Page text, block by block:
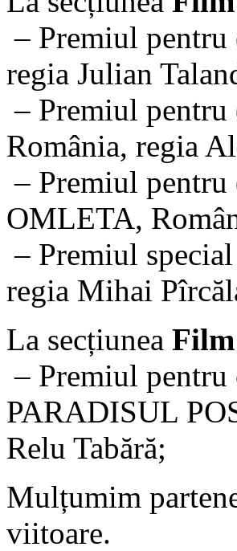
– Premiul
regia Julian
– Premiul
România, regia
– Premiul pentru
OMLETA,
– Premiul
regia Mihai
La secțiunea
– Premiul
PARADISUL
Relu Tabără;
Mulțumim
viitoare.